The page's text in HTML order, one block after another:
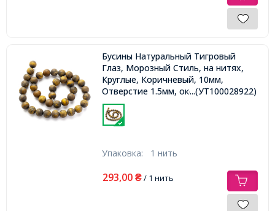
Бусины Натуральный Тигровый
Глаз, Морозный Стиль, на нитях,
Круглые, Коричневый, 10мм,
Отверстие 1.5мм, около 36шт/34см/
нить
...(УТ100028922)
Упаковка: 1 нить
293,00 ₴/ 1 нить